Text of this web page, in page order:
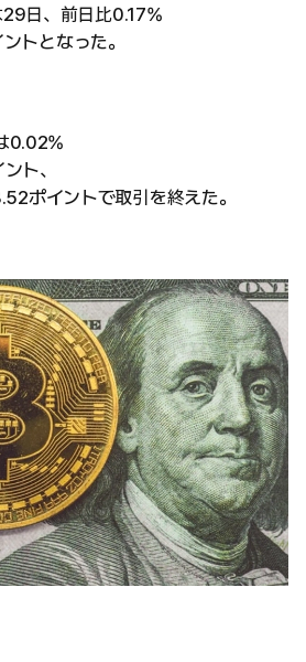
日、前日比0.17%
トとなった。
0.02%
ト、
ポイントで取引を終えた。